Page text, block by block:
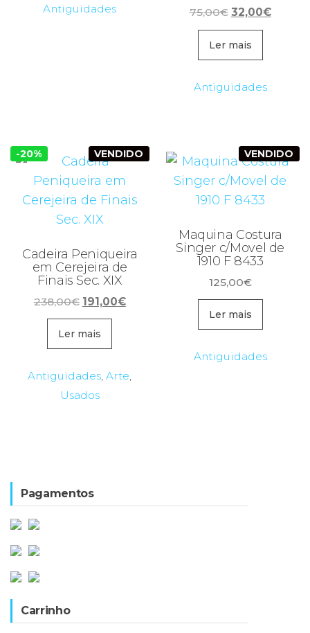
Antiguidades 75,00€ O
preço
original
era:
32,00€O
Ler mais
Antiguidades
-20% VENDIDO
Cadeira Peniqueira
em Cerejeira de
Finais Sec. XIX
238,00€ O
preço
original
era:
191,00€O
Ler mais
Antiguidades,Arte,
Usados
VENDIDO
Maquina Costura
Singer c/Movel de
1910 F 8433
125,00€
Ler mais
Antiguidades
Pagamentos
Carrinho